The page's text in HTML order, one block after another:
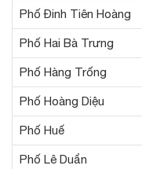
Phố Đinh Tiên Hoàng
Phố Hai Bà Trưng
Phố Hàng Trống
Phố Hoàng Diệu
Phố Huế
Phố Lê Duẩn